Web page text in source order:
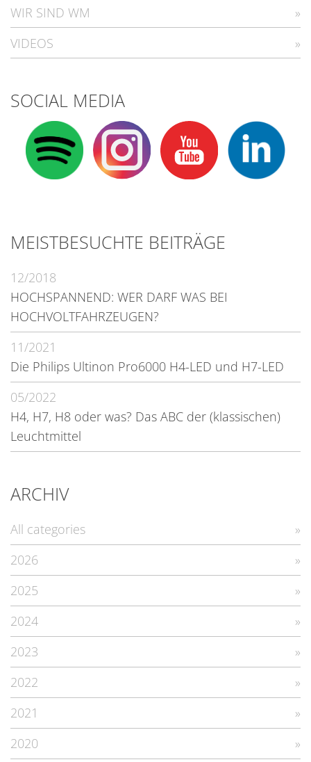
WIR SIND WM
VIDEOS
SOCIAL MEDIA
MEISTBESUCHTE BEITRÄGE
12/2018
HOCHSPANNEND: WER DARF WAS BEI
HOCHVOLTFAHRZEUGEN?
11/2021
Die Philips Ultinon Pro6000 H4-LED und H7-LED
05/2022
H4, H7, H8 oder was? Das ABC der (klassischen)
Leuchtmittel
ARCHIV
All categories
2026
2025
2024
2023
2022
2021
2020